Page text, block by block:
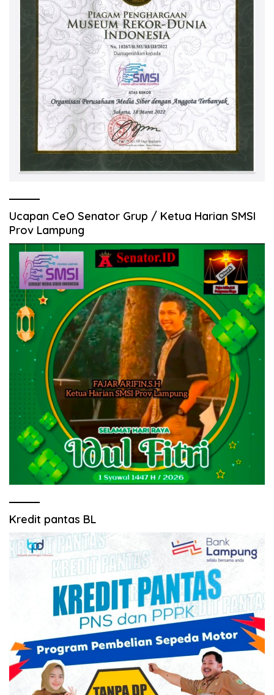
Ucapan CeO Senator Grup / Ketua Harian SMSI
Prov Lampung
Kredit pantas BL